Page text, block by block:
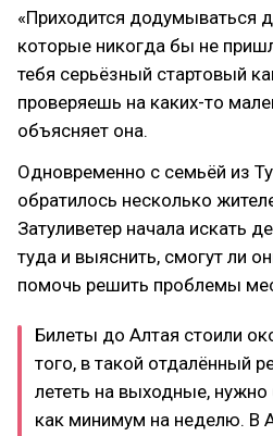
«Приходится додумываться
которые никогда бы не
тебя серьёзный стартовый
проверяешь на каких-то
объясняет она.
Одновременно с семьёй из
обратилось несколько
Затуливетер начала искать
туда и выяснить, смогут ли
помочь решить проблемы
Билеты до Алтая стоили
того, в такой отдалённый
лететь на выходные, нужно
как минимум на неделю. В